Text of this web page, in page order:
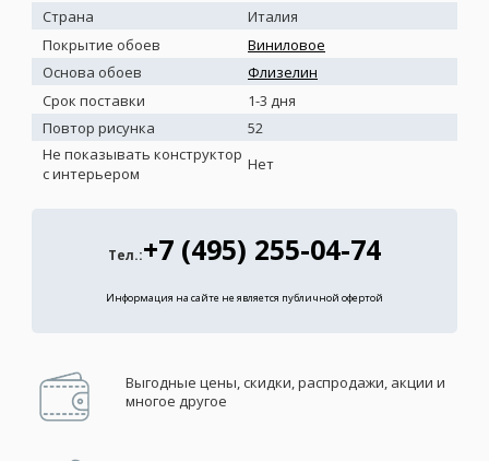
Страна
Италия
Покрытие обоев
Виниловое
Основа обоев
Флизелин
Срок поставки
1-3 дня
Повтор рисунка
52
Не показывать конструктор
с интерьером
Нет
Тел.:+7 (495) 255-04-74
Информация на сайте не является публичной офертой
Выгодные цены, скидки, распродажи, акции и
многое другое